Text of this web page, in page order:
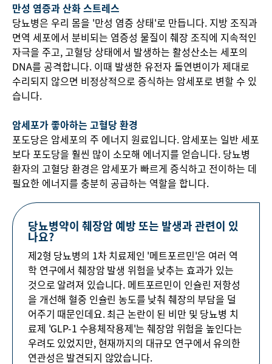
만성 염증과 산화 스트레스
당뇨병은 우리 몸을 '만성 염증 상태'로 만듭니다. 지방 조직과
면역 세포에서 분비되는 염증성 물질이 췌장 조직에 지속적인
자극을 주고, 고혈당 상태에서 발생하는 활성산소는 세포의
DNA를 공격합니다. 이때 발생한 유전자 돌연변이가 제대로
수리되지 않으면 비정상적으로 증식하는 암세포로 변할 수 있
습니다.
암세포가 좋아하는 고혈당 환경
포도당은 암세포의 주 에너지 원료입니다. 암세포는 일반 세포
보다 포도당을 훨씬 많이 소모해 에너지를 얻습니다. 당뇨병
환자의 고혈당 환경은 암세포가 빠르게 증식하고 전이하는 데
필요한 에너지를 충분히 공급하는 역할을 합니다.
당뇨병약이 췌장암 예방 또는 발생과 관련이 있
나요?
제2형 당뇨병의 1차 치료제인 '메트포르민'은 여러 역
학 연구에서 췌장암 발생 위험을 낮추는 효과가 있는
것으로 알려져 있습니다. 메트포르민이 인슐린 저항성
을 개선해 혈중 인슐린 농도를 낮춰 췌장의 부담을 덜
어주기 때문인데요. 최근 논란이 된 비만 및 당뇨병 치
료제 'GLP-1 수용체작용제'는 췌장암 위험을 높인다는
우려도 있었지만, 현재까지의 대규모 연구에서 유의한
연관성은 발견되지 않았습니다.